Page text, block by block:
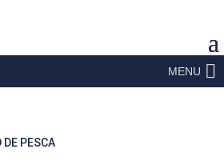
MENU
PESCA